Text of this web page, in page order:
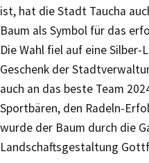
ist, hat die Stadt Taucha
Baum als Symbol für das
Die Wahl fiel auf eine
Geschenk der
auch an das beste Team
Sportbären, den Radeln-
wurde der Baum durch die
Landschaftsgestaltung